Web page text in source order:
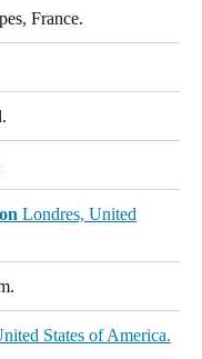
France.
Londres, United
States of America.